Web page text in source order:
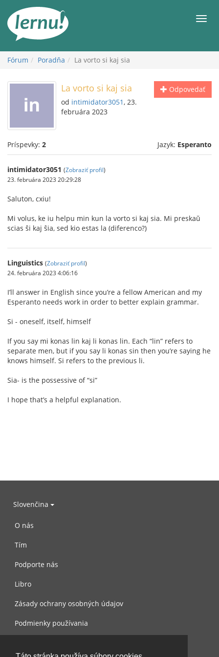
obsah
Fórum Poradňa La vorto si kaj sia
Odpovedať
La vorto si kaj sia
od intimidator3051, 23.
februára 2023
Príspevky: 2 Jazyk: Esperanto
intimidator3051 (Zobraziť profil)
23. februára 2023 20:29:28
Saluton, cxiu!
Mi volus, ke iu helpu min kun la vorto si kaj sia. Mi preskaŭ
scias ŝi kaj ŝia, sed kio estas la (diferenco?)
Linguistics (Zobraziť profil)
24. februára 2023 4:06:16
I’ll answer in English since you’re a fellow American and my
Esperanto needs work in order to better explain grammar.
Si - oneself, itself, himself
If you say mi konas lin kaj li konas lin. Each “lin” refers to
separate men, but if you say li konas sin then you’re saying he
knows himself. Si refers to the previous li.
Sia- is the possessive of “si”
I hope that’s a helpful explanation.
Slovenčina
O nás
Tím
Podporte nás
Libro
Zásady ochrany osobných údajov
Podmienky používania